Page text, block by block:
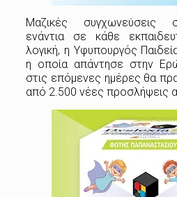
Μαζικές συγχωνεύσεις
ενάντια σε κάθε
λογική, η Υφυπουργός
η οποία απάντησε στην
στις επόμενες ημέρες θα
από 2.500 νέες προσλήψεις